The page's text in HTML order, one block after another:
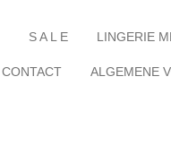
S A L E LINGERIE
CONTACT ALGEMENE